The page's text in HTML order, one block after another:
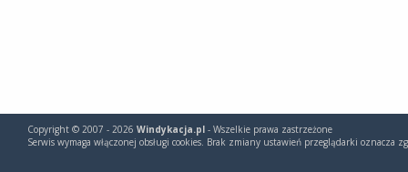
Copyright © 2007 - 2026 Windykacja.pl - Wszelkie prawa zastrzeżone
Serwis wymaga włączonej obsługi cookies. Brak zmiany ustawień przeglądarki oznacza